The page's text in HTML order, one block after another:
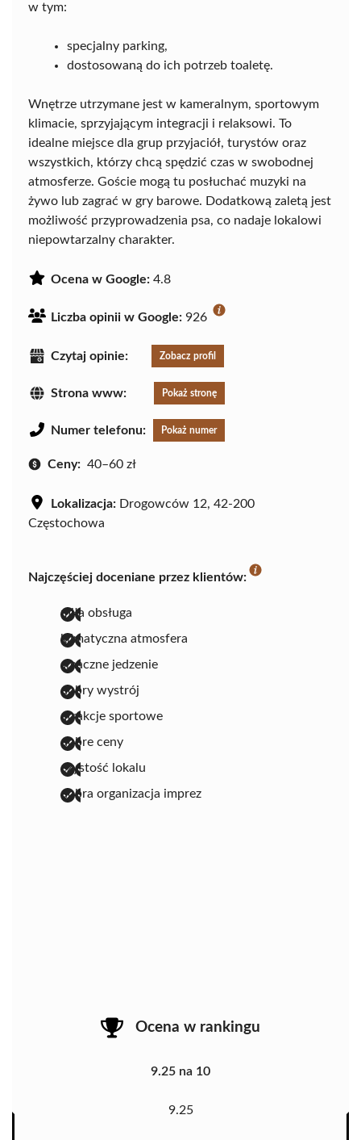
w tym:
specjalny parking,
dostosowaną do ich potrzeb toaletę.
Wnętrze utrzymane jest w kameralnym, sportowym
klimacie, sprzyjającym integracji i relaksowi. To
idealne miejsce dla grup przyjaciół, turystów oraz
wszystkich, którzy chcą spędzić czas w swobodnej
atmosferze. Goście mogą tu posłuchać muzyki na
żywo lub zagrać w gry barowe. Dodatkową zaletą jest
możliwość przyprowadzenia psa, co nadaje lokalowi
niepowtarzalny charakter.
Ocena w Google: 4.8
Liczba opinii w Google: 926
Czytaj opinie: Zobacz profil
Strona www: Pokaż stronę
Numer telefonu: Pokaż numer
Ceny: 40–60 zł
Lokalizacja: Drogowców 12, 42-200
Częstochowa
Najczęściej doceniane przez klientów:
miła obsługa
klimatyczna atmosfera
smaczne jedzenie
dobry wystrój
atrakcje sportowe
dobre ceny
czystość lokalu
dobra organizacja imprez
Ocena w rankingu
9.25 na 10
9.25